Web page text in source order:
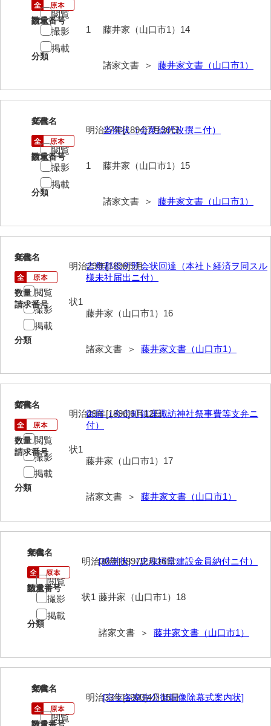
亀田家文書
賀屋家文書
河北家文書
河崎家文書（旧神代村）
河野家文書（美祢市）
河野英男収集資料
神田一・二宮関係文書
岸浩文庫
木津屋家文書
木梨家文書
木部家文書
木村家文書
木村一人文書
清川家文書
清末毛利家文書
国光家文書
国守家文書
国行家文書
熊谷家文書
熊谷家文書（山口市）
倉橋家文書
栗林家文書
請求番号
藤井家（山口市1）14
分類
諸家文書 ＞ 藤井家文書（山口市1）
数量
1
閲覧
撮影
掲載
15
文書名
当撰状（会衆総代改撰ニ付）
請求番号
藤井家（山口市1）15
分類
諸家文書 ＞ 藤井家文書（山口市1）
年代
明治27年[1894]7月30日
数量
1
閲覧
撮影
掲載
16
文書名
吉敷郡役所照会状回達（本社ト経済ヲ同スル
様未社届出ニ付）
請求番号
藤井家（山口市1）16
分類
諸家文書 ＞ 藤井家文書（山口市1）
年代
明治29年[1896]5月
数量
状1
閲覧
撮影
掲載
17
文書名
御届（今市町鎮座諏訪神社祭事費等支弁ニ
付）
請求番号
藤井家（山口市1）17
分類
諸家文書 ＞ 藤井家文書（山口市1）
年代
明治29年[1896]6月12日
数量
状1
閲覧
撮影
掲載
18
文書名
[感謝状]（忠魂祠堂建設金員納付ニ付）
請求番号
藤井家（山口市1）18
分類
諸家文書 ＞ 藤井家文書（山口市1）
年代
明治30年[1897]2月16日
数量
状1
閲覧
撮影
掲載
19
文書名
[宗支各家先公御銅像除幕式案内状]
年代
明治33年[1900]4月15日
閲覧